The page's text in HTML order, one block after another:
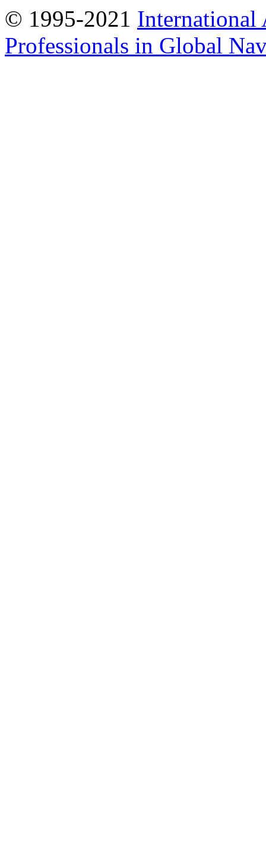
© 1995-2021 International
Professionals in Global